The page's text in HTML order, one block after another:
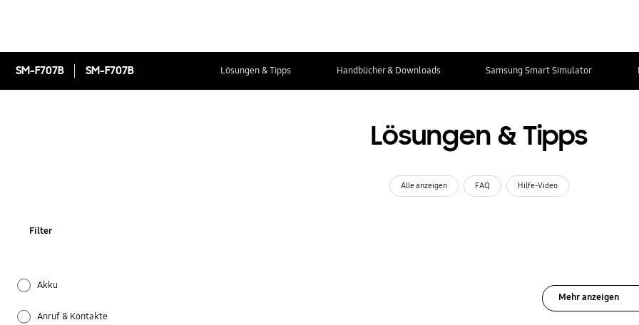
SM-F707B SM-F707B Lösungen & Tipps Handbücher & Downloads Samsung Smart Simulator
Lösungen & Tipps
Alle anzeigen FAQ Hilfe-Video
Filter
Akku
Anruf & Kontakte
Mehr anzeigen